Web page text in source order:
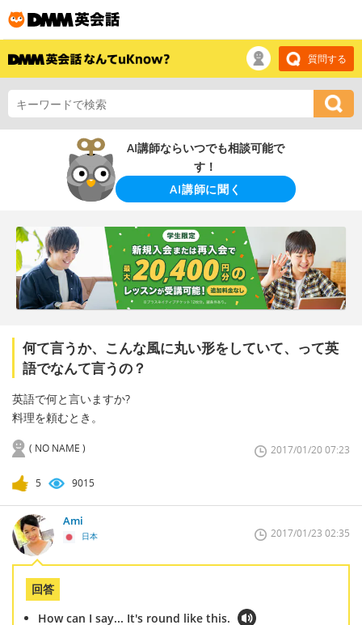
質問する
AI講師ならいつでも相談可能で
す！
AI講師に聞く
何て言うか、こんな風に丸い形をしていて、って英
語でなんて言うの？
英語で何と言いますか?
料理を頼むとき。
( NO NAME ) 2017/01/20 07:23
5 9015
Ami
日本 2017/01/23 02:35
回答
How can I say... It's round like this.